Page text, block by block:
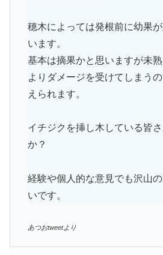
穂木によっては発根前に幼果
います。
基本は摘果かと思いますが未
よりダメージを受けてしまう
えられます。
イチジクを挿し木している皆
か？
経験や個人的な意見でも沢山
いです。
あつおtweetより